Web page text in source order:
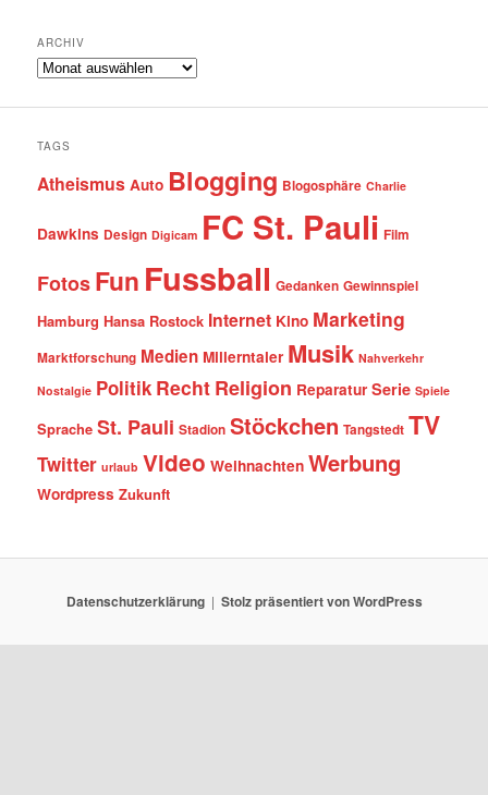
ARCHIV
Archiv
TAGS
Atheismus Auto Blogging Blogosphäre Charlie
Dawkins Design Digicam FC St. Pauli Film
FotosFun Fussball Gedanken Gewinnspiel
Hamburg Hansa Rostock Internet Kino Marketing
Marktforschung Medien Millerntaler Musik Nahverkehr
Nostalgie Politik Recht Religion Reparatur Serie Spiele
Sprache St. Pauli Stadion Stöckchen Tangstedt TV
Twitter urlaub Video Weihnachten Werbung
Wordpress Zukunft
Datenschutzerklärung Stolz präsentiert von WordPress